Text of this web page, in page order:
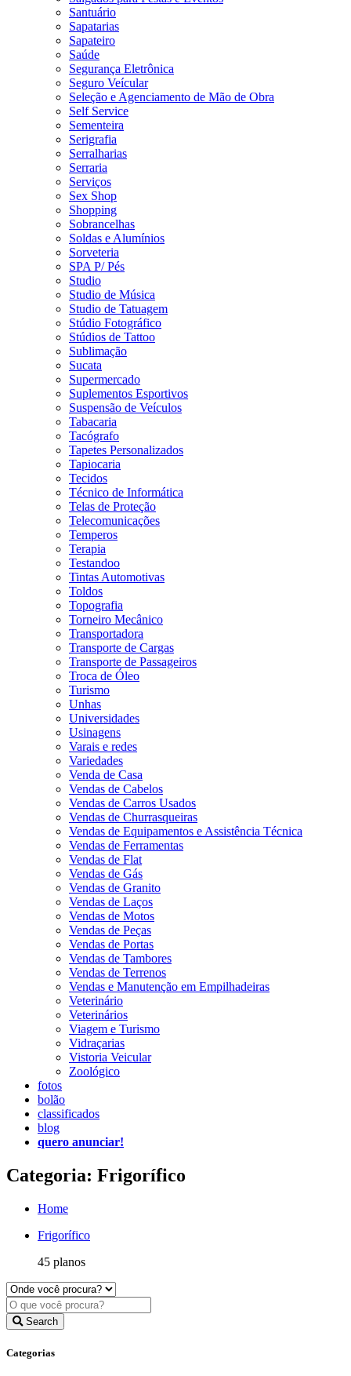
Santuário
Sapatarias
Sapateiro
Saúde
Segurança Eletrônica
Seguro Veícular
Seleção e Agenciamento de Mão de Obra
Self Service
Sementeira
Serigrafia
Serralharias
Serraria
Serviços
Sex Shop
Shopping
Sobrancelhas
Soldas e Alumínios
Sorveteria
SPA P/ Pés
Studio
Studio de Música
Studio de Tatuagem
Stúdio Fotográfico
Stúdios de Tattoo
Sublimação
Sucata
Supermercado
Suplementos Esportivos
Suspensão de Veículos
Tabacaria
Tacógrafo
Tapetes Personalizados
Tapiocaria
Tecidos
Técnico de Informática
Telas de Proteção
Telecomunicações
Temperos
Terapia
Testandoo
Tintas Automotivas
Toldos
Topografia
Torneiro Mecânico
Transportadora
Transporte de Cargas
Transporte de Passageiros
Troca de Óleo
Turismo
Unhas
Universidades
Usinagens
Varais e redes
Variedades
Venda de Casa
Vendas de Cabelos
Vendas de Carros Usados
Vendas de Churrasqueiras
Vendas de Equipamentos e Assistência Técnica
Vendas de Ferramentas
Vendas de Flat
Vendas de Gás
Vendas de Granito
Vendas de Laços
Vendas de Motos
Vendas de Peças
Vendas de Portas
Vendas de Tambores
Vendas de Terrenos
Vendas e Manutenção em Empilhadeiras
Veterinário
Veterinários
Viagem e Turismo
Vidraçarias
Vistoria Veicular
Zoológico
fotos
bolão
classificados
blog
quero anunciar!
Categoria: Frigorífico
Home
Frigorífico
45 planos
Search
Categorias